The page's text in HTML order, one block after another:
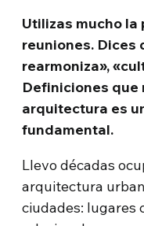
Utilizas mucho
reuniones. Dices
rearmoniza»,
Definiciones que
arquitectura es
fundamental.
Llevo décadas
arquitectura
ciudades: lugares